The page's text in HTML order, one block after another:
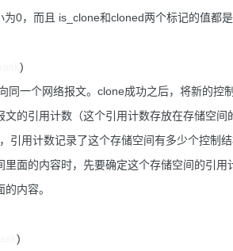
0，而且 is_clone和cloned两个标记的值都是
)
同一个网络报文。clone成功之后，将新的控
的引用计数（这个引用计数存放在存储空间
用计数记录了这个存储空间有多少个控制
面的内容时，先要确定这个存储空间的引用
内容。
)